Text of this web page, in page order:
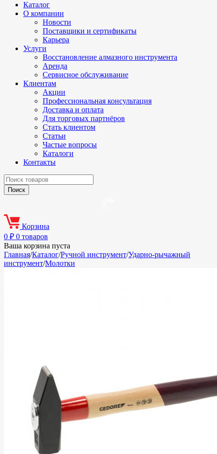
Каталог
О компании
Новости
Поставщики и сертификаты
Карьера
Услуги
Восстановление алмазного инструмента
Аренда
Сервисное обслуживание
Клиентам
Акции
Профессиональная консультация
Доставка и оплата
Для торговых партнёров
Стать клиентом
Статьи
Частые вопросы
Каталоги
Контакты
Корзина
0 ₽ 0 товаров
Ваша корзина пуста
Главная/Каталог/Ручной инструмент/Ударно-рычажный
инструмент/Молотки